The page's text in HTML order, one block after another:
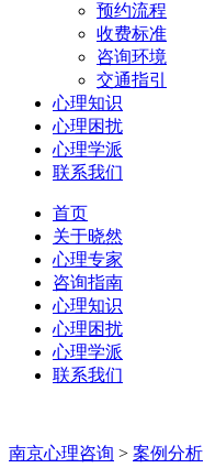
预约流程
收费标准
咨询环境
交通指引
心理知识
心理困扰
心理学派
联系我们
首页
关于晓然
心理专家
咨询指南
心理知识
心理困扰
心理学派
联系我们
南京心理咨询 > 案例分析